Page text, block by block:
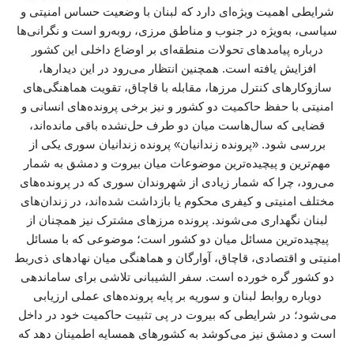
شرایطی اهمیت ویژه‌ای دارد که لبنان با وضعیت حساس امنیتی و
سیاسی، به‌ویژه در جنوب و مناطق مرزی، روبه‌رو است و نگرانی‌ها
درباره پیامدهای تحولات منطقه‌ای بر اوضاع داخلی این کشور
افزایش یافته است. همچنین انتظار می‌رود در این دیدارها،
سازوکارهای کنترل مرزها، مقابله با قاچاق، تقویت هماهنگی‌های
امنیتی با حفظ حاکمیت دو کشور و نیز برخی پرونده‌های انسانی و
قضایی که سال‌هاست میان دو طرف حل‌نشده باقی مانده‌اند،
بررسی شود. «پرونده زندانیان» پرونده زندانیان سوری یکی از
مهم‌ترین و پیچیده‌ترین موضوعات میان بیروت و دمشق به شمار
می‌رود، چرا که شمار زیادی از شهروندان سوری که در پرونده‌های
مختلف امنیتی و کیفری محکوم یا بازداشت شده‌اند، در زندان‌های
لبنان نگهداری می‌شوند. پرونده مرزهای مشترک نیز همچنان از
پیچیده‌ترین مسائل میان دو کشور است؛ موضوعی که با مسائل
امنیتی و اقتصادی، قاچاق، آوارگان و هماهنگی میان نهادهای ذی‌ربط
دو کشور گره خورده است. سفر الشیبانی تلاشی برای ساماندهی
دوباره روابط لبنان و سوریه بر پایه پرونده‌های عملی ارزیابی
می‌شود؛ در شرایطی که بیروت در پی تثبیت حاکمیت خود در داخل
است و دمشق نیز می‌کوشد به کشورهای همسایه اطمینان دهد که